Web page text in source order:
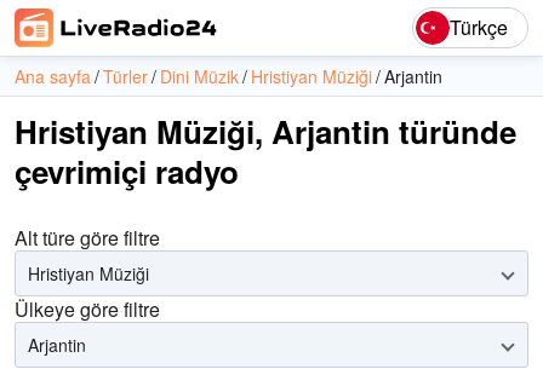
Türkçe
Ana sayfa Türler Dini Müzik Hristiyan Müziği Arjantin
Hristiyan Müziği, Arjantin türünde
çevrimiçi radyo
Alt türe göre filtre
Hristiyan Müziği
Ülkeye göre filtre
Arjantin